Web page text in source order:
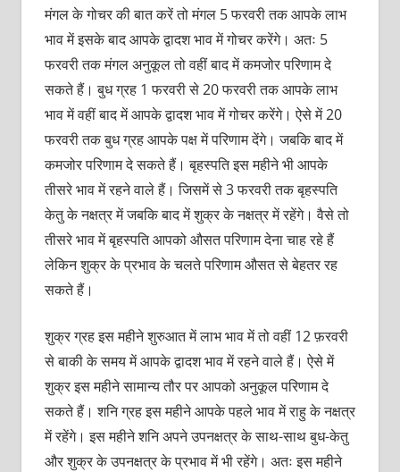
मंगल के गोचर की बात करें तो मंगल 5 फरवरी तक आपके लाभ
भाव में इसके बाद आपके द्वादश भाव में गोचर करेंगे। अतः 5
फरवरी तक मंगल अनुकूल तो वहीं बाद में कमजोर परिणाम दे
सकते हैं। बुध ग्रह 1 फरवरी से 20 फरवरी तक आपके लाभ
भाव में वहीं बाद में आपके द्वादश भाव में गोचर करेंगे। ऐसे में 20
फरवरी तक बुध ग्रह आपके पक्ष में परिणाम देंगे। जबकि बाद में
कमजोर परिणाम दे सकते हैं। बृहस्पति इस महीने भी आपके
तीसरे भाव में रहने वाले हैं। जिसमें से 3 फरवरी तक बृहस्पति
केतु के नक्षत्र में जबकि बाद में शुक्र के नक्षत्र में रहेंगे। वैसे तो
तीसरे भाव में बृहस्पति आपको औसत परिणाम देना चाह रहे हैं
लेकिन शुक्र के प्रभाव के चलते परिणाम औसत से बेहतर रह
सकते हैं।
शुक्र ग्रह इस महीने शुरुआत में लाभ भाव में तो वहीं 12 फ़रवरी
से बाकी के समय में आपके द्वादश भाव में रहने वाले हैं। ऐसे में
शुक्र इस महीने सामान्य तौर पर आपको अनुकूल परिणाम दे
सकते हैं। शनि ग्रह इस महीने आपके पहले भाव में राहु के नक्षत्र
में रहेंगे। इस महीने शनि अपने उपनक्षत्र के साथ-साथ बुध-केतु
और शुक्र के उपनक्षत्र के प्रभाव में भी रहेंगे। अतः इस महीने